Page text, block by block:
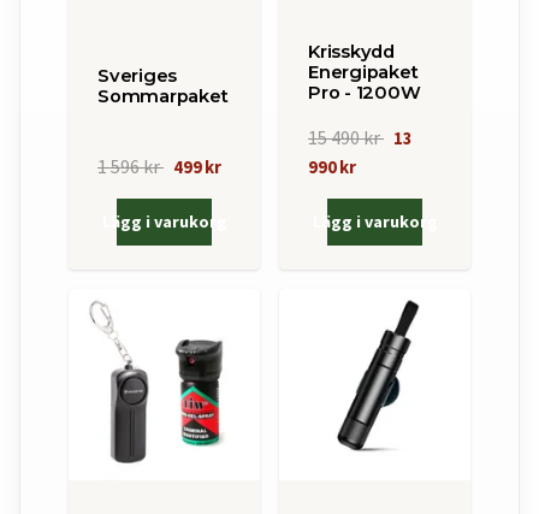
Sveriges
Sommarpaket
1 596 kr 499 kr
Lägg i varukorg
Krisskydd
Energipaket
Pro - 1200W
15 490 kr 13
990 kr
Lägg i varukorg